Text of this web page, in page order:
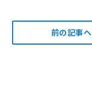
前の記事へ